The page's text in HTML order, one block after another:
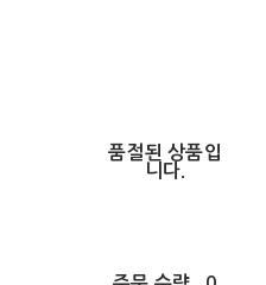
품절된 상품입
니다.